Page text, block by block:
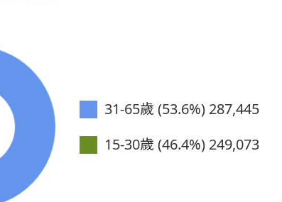
31-65歲 (53.6%) 287,445
15-30歲 (46.4%) 249,073